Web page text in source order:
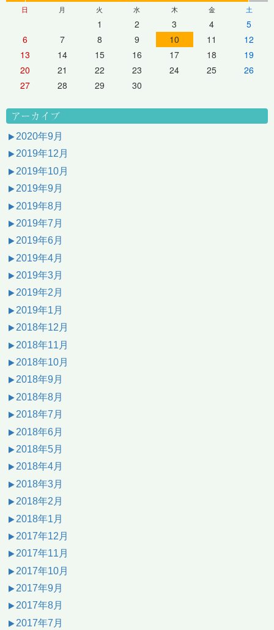
日 月 火 水 木 金 土
1 2 3 4
5
6
7 8 9 10 11
12
13
14 15 16 17 18
19
20
21 22 23 24 25
26
27
28 29 30
アーカイブ
2020年9月
2019年12月
2019年10月
2019年9月
2019年8月
2019年7月
2019年6月
2019年4月
2019年3月
2019年2月
2019年1月
2018年12月
2018年11月
2018年10月
2018年9月
2018年8月
2018年7月
2018年6月
2018年5月
2018年4月
2018年3月
2018年2月
2018年1月
2017年12月
2017年11月
2017年10月
2017年9月
2017年8月
2017年7月